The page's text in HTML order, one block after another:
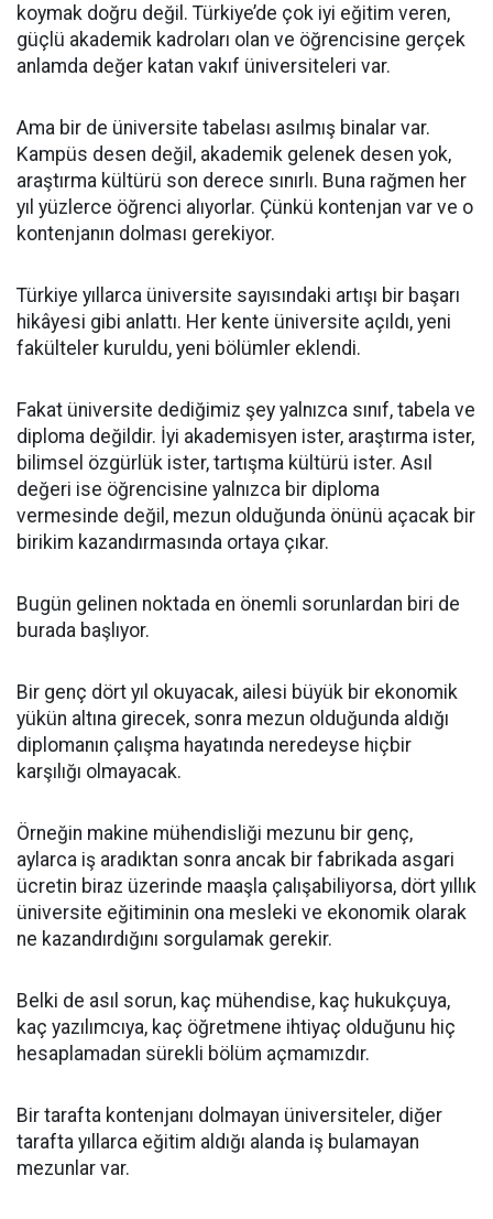
koymak doğru değil. Türkiye’de çok iyi eğitim veren,
güçlü akademik kadroları olan ve öğrencisine gerçek
anlamda değer katan vakıf üniversiteleri var.
Ama bir de üniversite tabelası asılmış binalar var.
Kampüs desen değil, akademik gelenek desen yok,
araştırma kültürü son derece sınırlı. Buna rağmen her
yıl yüzlerce öğrenci alıyorlar. Çünkü kontenjan var ve o
kontenjanın dolması gerekiyor.
Türkiye yıllarca üniversite sayısındaki artışı bir başarı
hikâyesi gibi anlattı. Her kente üniversite açıldı, yeni
fakülteler kuruldu, yeni bölümler eklendi.
Fakat üniversite dediğimiz şey yalnızca sınıf, tabela ve
diploma değildir. İyi akademisyen ister, araştırma ister,
bilimsel özgürlük ister, tartışma kültürü ister. Asıl
değeri ise öğrencisine yalnızca bir diploma
vermesinde değil, mezun olduğunda önünü açacak bir
birikim kazandırmasında ortaya çıkar.
Bugün gelinen noktada en önemli sorunlardan biri de
burada başlıyor.
Bir genç dört yıl okuyacak, ailesi büyük bir ekonomik
yükün altına girecek, sonra mezun olduğunda aldığı
diplomanın çalışma hayatında neredeyse hiçbir
karşılığı olmayacak.
Örneğin makine mühendisliği mezunu bir genç,
aylarca iş aradıktan sonra ancak bir fabrikada asgari
ücretin biraz üzerinde maaşla çalışabiliyorsa, dört yıllık
üniversite eğitiminin ona mesleki ve ekonomik olarak
ne kazandırdığını sorgulamak gerekir.
Belki de asıl sorun, kaç mühendise, kaç hukukçuya,
kaç yazılımcıya, kaç öğretmene ihtiyaç olduğunu hiç
hesaplamadan sürekli bölüm açmamızdır.
Bir tarafta kontenjanı dolmayan üniversiteler, diğer
tarafta yıllarca eğitim aldığı alanda iş bulamayan
mezunlar var.